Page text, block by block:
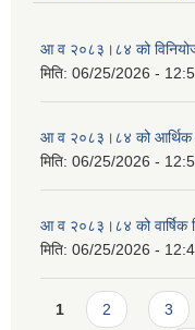
आ व २०८३।८४ को
मिति: 06/25/2026 -
आ व २०८३।८४ को आर्थिक
मिति: 06/25/2026 -
आ व २०८३।८४ को वार्षिक
मिति: 06/25/2026 -
Pages
1 2 3